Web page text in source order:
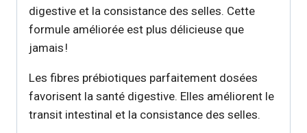
digestive et la consistance des selles. Cette
formule améliorée est plus délicieuse que
jamais !
Les fibres prébiotiques parfaitement dosées
favorisent la santé digestive. Elles améliorent le
transit intestinal et la consistance des selles.